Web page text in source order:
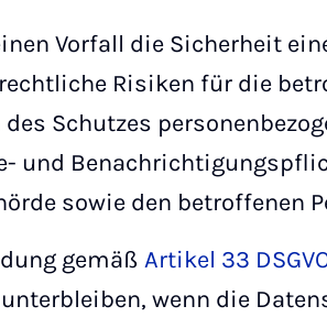
Vorfall die Sicherheit
Risiken für die
des Schutzes
und
sowie den betroffenen
gemäß Artikel 33
wenn die